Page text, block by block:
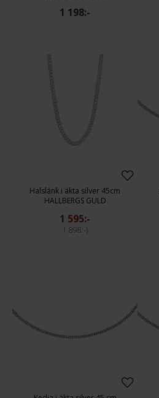
1 198:-
Halslänk i äkta silver 45cm
HALLBERGS GULD
1 595:-
1 898:-